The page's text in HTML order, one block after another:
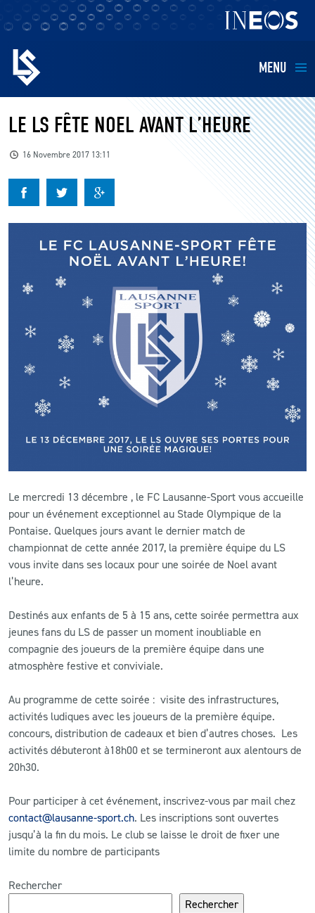
MENU
EQUIPES
BILLETTERIE
FANS
RESTAURATION
CONTACT
LS ACADEMY CAMPS
MATCH DES CELEBRITES
PRESSE ET MEDIAS
LE LS FÊTE NOEL AVANT L’HEURE
16 Novembre 2017 13:11
Le mercredi 13 décembre , le FC Lausanne-Sport vous accueille
pour un événement exceptionnel au Stade Olympique de la
Pontaise. Quelques jours avant le dernier match de
championnat de cette année 2017, la première équipe du LS
vous invite dans ses locaux pour une soirée de Noel avant
l’heure.
Destinés aux enfants de 5 à 15 ans, cette soirée permettra aux
jeunes fans du LS de passer un moment inoubliable en
compagnie des joueurs de la première équipe dans une
atmosphère festive et conviviale.
Au programme de cette soirée : visite des infrastructures,
activités ludiques avec les joueurs de la première équipe.
concours, distribution de cadeaux et bien d’autres choses. Les
activités débuteront à18h00 et se termineront aux alentours de
20h30.
Pour participer à cet événement, inscrivez-vous par mail chez
contact@lausanne-sport.ch. Les inscriptions sont ouvertes
jusqu’à la fin du mois. Le club se laisse le droit de fixer une
limite du nombre de participants
Rechercher
Rechercher